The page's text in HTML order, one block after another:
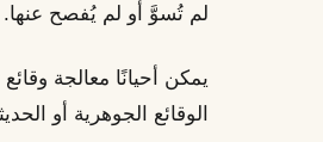
لم تُسوَّ أو لم يُفصح عنها.
يمكن أحيانًا معالجة
الوقائع الجوهرية أو